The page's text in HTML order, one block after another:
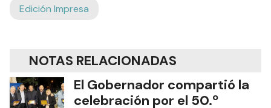
Edición Impresa
NOTAS RELACIONADAS
El Gobernador compartió la
celebración por el 50.º